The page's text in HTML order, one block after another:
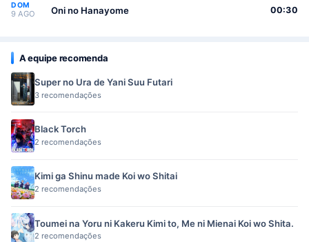
DOM
9 AGO Oni no Hanayome 00:30
A equipe recomenda
Super no Ura de Yani Suu Futari
3 recomendações
Black Torch
2 recomendações
Kimi ga Shinu made Koi wo Shitai
2 recomendações
Toumei na Yoru ni Kakeru Kimi to, Me ni Mienai Koi wo Shita.
2 recomendações